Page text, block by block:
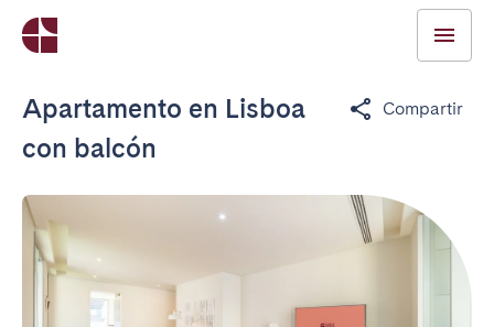
Apartamento en Lisboa
con balcón
Compartir